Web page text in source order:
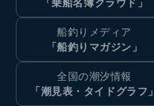
「乗船名簿クラウド」
船釣りメディア
「船釣りマガジン」
全国の潮汐情報
「潮見表・タイドグラフ」